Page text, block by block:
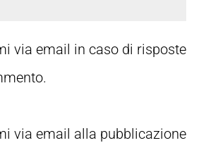
via email in caso di risposte
via email alla pubblicazione